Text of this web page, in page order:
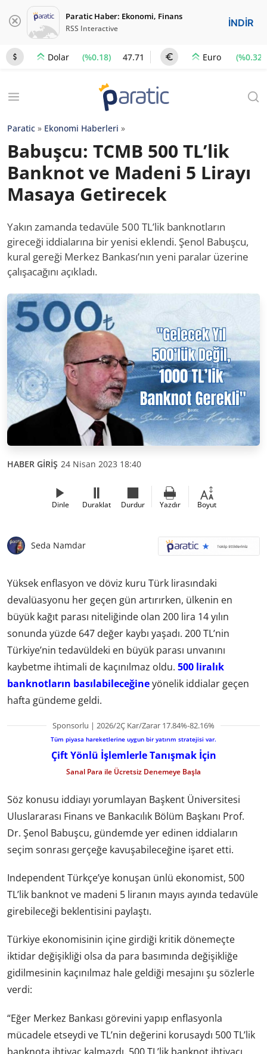
Paratic Haber: Ekonomi, Finans
RSS Interactive İNDİR
Dolar (%0.18) 47.71 Euro (%0.32)
Paratic » Ekonomi Haberleri »
Babuşcu: TCMB 500 TL’lik
Banknot ve Madeni 5 Lirayı
Masaya Getirecek
Yakın zamanda tedavüle 500 TL’lik banknotların
gireceği iddialarına bir yenisi eklendi. Şenol Babuşcu,
kural gereği Merkez Bankası’nın yeni paralar üzerine
çalışacağını açıkladı.
HABER GİRİŞ 24 Nisan 2023 18:40
Dinle Duraklat Durdur Yazdır Boyut
Seda Namdar
Yüksek enflasyon ve döviz kuru Türk lirasındaki
devalüasyonu her geçen gün artırırken, ülkenin en
büyük kağıt parası niteliğinde olan 200 lira 14 yılın
sonunda yüzde 647 değer kaybı yaşadı. 200 TL’nin
Türkiye’nin tedavüldeki en büyük parası unvanını
kaybetme ihtimali de kaçınılmaz oldu. 500 liralık
banknotların basılabileceğineyönelik iddialar geçen
hafta gündeme geldi.
Sponsorlu | 2026/2Ç Kar/Zarar 17.84%-82.16%
Tüm piyasa hareketlerine uygun bir yatırım stratejisi var.
Çift Yönlü İşlemlerle Tanışmak İçin
Sanal Para ile Ücretsiz Denemeye Başla
Söz konusu iddiayı yorumlayan Başkent Üniversitesi
Uluslararası Finans ve Bankacılık Bölüm Başkanı Prof.
Dr. Şenol Babuşcu, gündemde yer edinen iddiaların
seçim sonrası gerçeğe kavuşabileceğine işaret etti.
Independent Türkçe’ye konuşan ünlü ekonomist, 500
TL’lik banknot ve madeni 5 liranın mayıs ayında tedavüle
girebileceği beklentisini paylaştı.
Türkiye ekonomisinin içine girdiği kritik dönemeçte
iktidar değişikliği olsa da para basımında değişikliğe
gidilmesinin kaçınılmaz hale geldiği mesajını şu sözlerle
verdi:
“Eğer Merkez Bankası görevini yapıp enflasyonla
mücadele etseydi ve TL’nin değerini korusaydı 500 TL’lik